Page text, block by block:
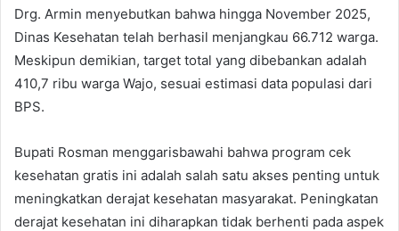
Drg. Armin menyebutkan bahwa hingga November 2025,
Dinas Kesehatan telah berhasil menjangkau 66.712 warga.
Meskipun demikian, target total yang dibebankan adalah
410,7 ribu warga Wajo, sesuai estimasi data populasi dari
BPS.
Bupati Rosman menggarisbawahi bahwa program cek
kesehatan gratis ini adalah salah satu akses penting untuk
meningkatkan derajat kesehatan masyarakat. Peningkatan
derajat kesehatan ini diharapkan tidak berhenti pada aspek